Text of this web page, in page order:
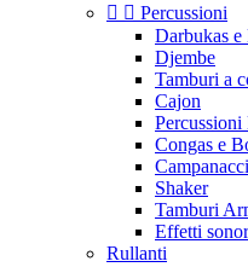
  Percussioni
Darbukas
Djembe
Tamburi a
Cajon
Percussioni
Congas e
Shaker
Tamburi
Effetti
Rullanti